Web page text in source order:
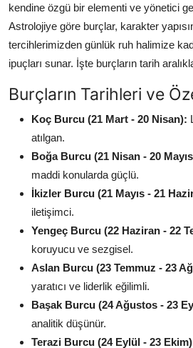
kendine özgü bir elementi ve yönetici
Astrolojiye göre burçlar, karakter
tercihlerimizden günlük ruh halimize
ipuçları sunar. İşte burçların tarih
Burçların Tarihleri ve
Koç Burcu (21 Mart - 20 Nisan):
atılgan.
Boğa Burcu (21 Nisan - 20
maddi konularda güçlü.
İkizler Burcu (21 Mayıs - 21
iletişimci.
Yengeç Burcu (22 Haziran - 22
koruyucu ve sezgisel.
Aslan Burcu (23 Temmuz - 23
yaratıcı ve liderlik eğilimli.
Başak Burcu (24 Ağustos - 23
analitik düşünür.
Terazi Burcu (24 Eylül - 23